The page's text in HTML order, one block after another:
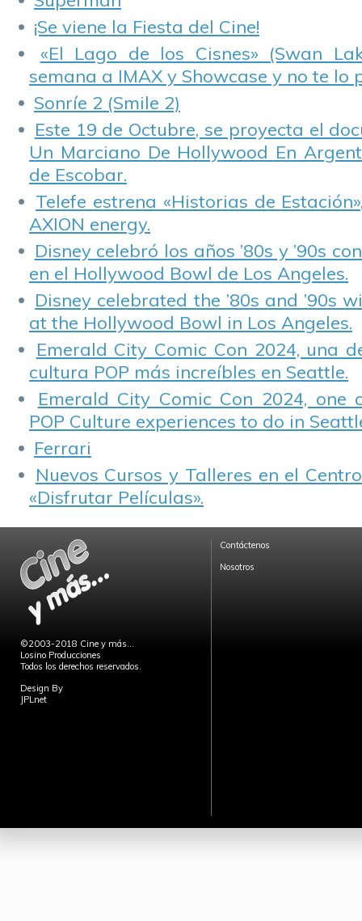
¡Se viene la Fiesta del Cine!
«El Lago de los Cisnes» (Swan
semana a IMAX y Showcase y no te lo
Sonríe 2 (Smile 2)
Este 19 de Octubre, se proyecta el
Un Marciano De Hollywood En
de Escobar.
Telefe estrena «Historias de
AXION energy.
Disney celebró los años ’80s y ’90s
en el Hollywood Bowl de Los Angeles.
Disney celebrated the ’80s and ’90s
at the Hollywood Bowl in Los Angeles.
Emerald City Comic Con 2024, una
cultura POP más increíbles en Seattle.
Emerald City Comic Con 2024,
POP Culture experiences to do in
Ferrari
Nuevos Cursos y Talleres en el
«Disfrutar Películas».
©2003-2018 Cine y más...
Losino Producciones
Todos los derechos reservados.
Design By
JPLnet
Contáctenos
Nosotros